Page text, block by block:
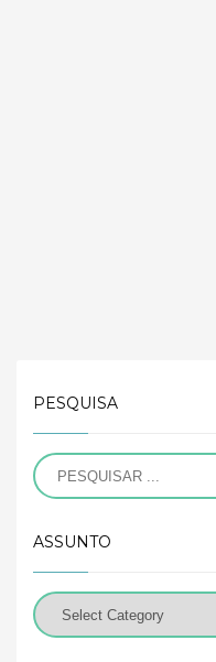
PESQUISA
ASSUNTO